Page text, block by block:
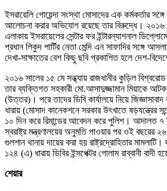
ইসরায়েলি গোয়েন্দা সংস্থা মোসাদের এক কর্মকর্তার
আলোচনা করার অভিযোগ রয়েছে তার বিরুদ্ধে।
এলাকায় ইসরায়েলের সেন্টার ফর ইন্টারন্যাশনাল
প্রধান লিকুদ পার্টির নেতা মেন্দি এন সাফাদির সঙ্গে
দেখা-সাক্ষাতের বেশ কিছু ছবি প্রকাশিত হলে দেশ-
২০১৬ সালের ১৫ মে সন্ধ্যায় রাজধানীর কুড়িল
তার ব্যক্তিগত সহকারী মো.আসাদুজ্জামান মিয়াকে আটক
(উত্তর)। পরে তাদের ডিবি কার্যালয়ে নিয়ে
ধারায় (মোসাদ কানেকশনে সরকার উৎখাতে ষড়যন্ত্রের
১০ দিন করে রিমান্ডের আবেদন করে পুলিশ। আদালত ৭
স্বরাষ্ট্র মন্ত্রণালয়ের অনুমতি পাওয়ার পর ওই বছরের
গুলশান থানায় দায়ের করা হয় রাষ্ট্রদ্রোহিতার
১২৪ (এ) ধারায় ডিবির ইন্সপেক্টর গোলাম রাব্বানী বাদী
শেয়ার